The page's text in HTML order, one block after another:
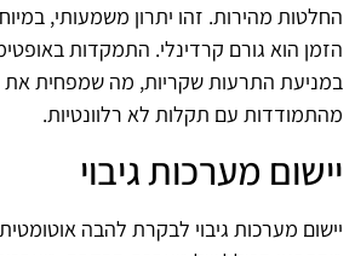
החלטות מהירות. זהו יתרון משמעותי,
הזמן הוא גורם קרדינלי. התמקדות
במניעת התרעות שקריות, מה שמפחית את
מהתמודדות עם תקלות לא רלוונטיות.
יישום מערכות גיבוי
יישום מערכות גיבוי לבקרת להבה